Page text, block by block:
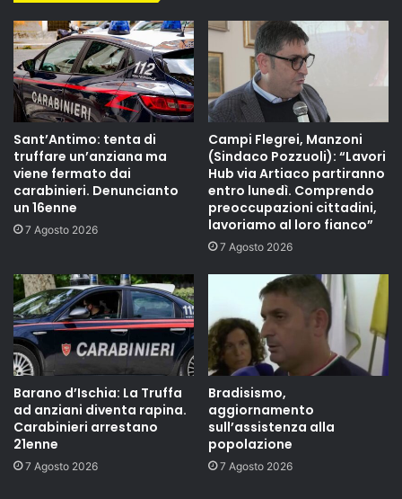
Sant’Antimo: tenta di
truffare un’anziana ma
viene fermato dai
carabinieri. Denuncianto
un 16enne
7 Agosto 2026
Campi Flegrei, Manzoni
(Sindaco Pozzuoli): “Lavori
Hub via Artiaco partiranno
entro lunedì. Comprendo
preoccupazioni cittadini,
lavoriamo al loro fianco”
7 Agosto 2026
Barano d’Ischia: La Truffa
ad anziani diventa rapina.
Carabinieri arrestano
21enne
7 Agosto 2026
Bradisismo,
aggiornamento
sull’assistenza alla
popolazione
7 Agosto 2026